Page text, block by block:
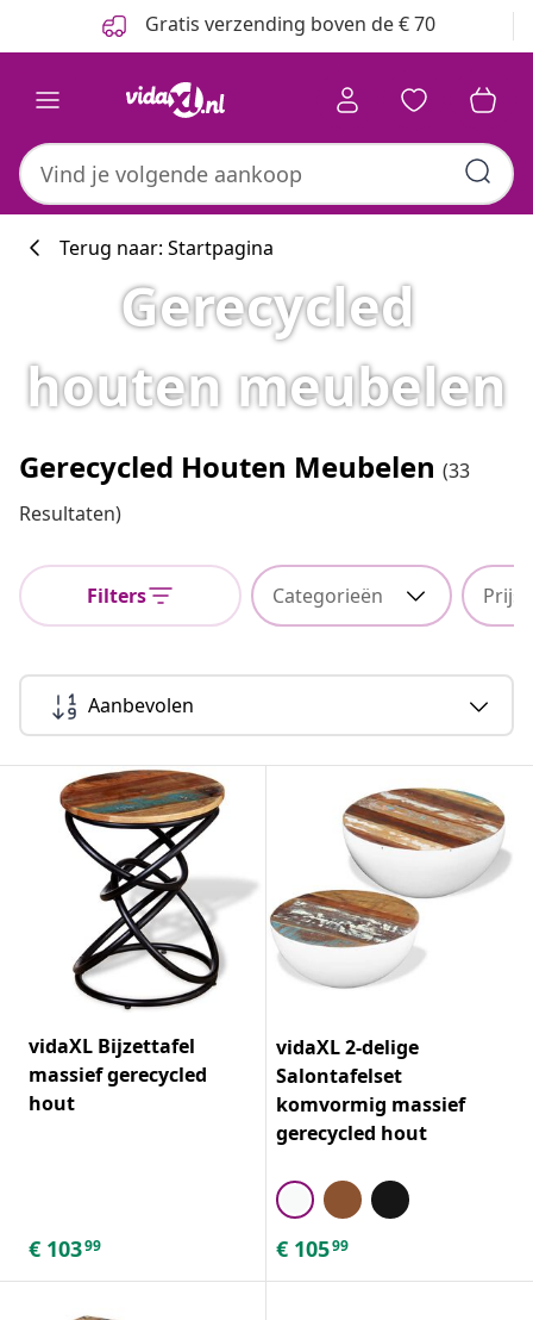
Gratis verzending boven de € 70
Terug naar: Startpagina
Gerecycled
houten meubelen
Gerecycled Houten Meubelen (33
Resultaten)
Filters Categorieën Prijs
Aanbevolen
vidaXL Bijzettafel
massief gerecycled
hout
€ 10399
vidaXL 2-delige
Salontafelset
komvormig massief
gerecycled hout
€ 10599